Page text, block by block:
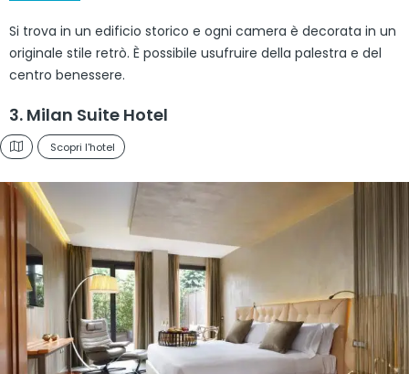
Si trova in un edificio storico e ogni camera è decorata in un
originale stile retrò. È possibile usufruire della palestra e del
centro benessere.
3. Milan Suite Hotel
Scopri l'hotel